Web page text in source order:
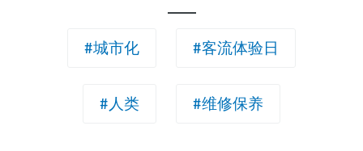
#城市化 #客流体验日
#人类 #维修保养